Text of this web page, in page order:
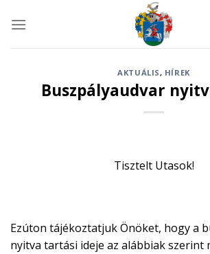
AKTUÁLIS, HÍREK
Buszpályaudvar
Tisztelt Utasok!
Ezúton tájékoztatjuk Önöket, hogy a
nyitva tartási ideje az alábbiak szerint